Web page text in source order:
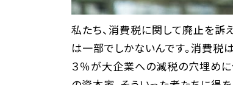
私たち、消費税に関して廃止を
は一部でしかないんです。消費税
３％が大企業への減税の穴埋めに